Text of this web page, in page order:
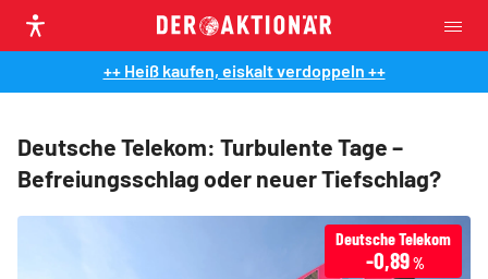
++ Heiß kaufen, eiskalt verdoppeln ++
Deutsche Telekom: Turbulente Tage –
Befreiungsschlag oder neuer Tiefschlag?
Deutsche Telekom
-0,89%